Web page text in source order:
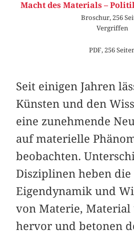
Macht des Materials –
Broschur, 256
Vergriffen
PDF, 256
Seit einigen Jahren
Künsten und den
eine zunehmende
auf materielle
beobachten.
Disziplinen heben die
Eigendynamik und
von Materie, Material
hervor und betonen